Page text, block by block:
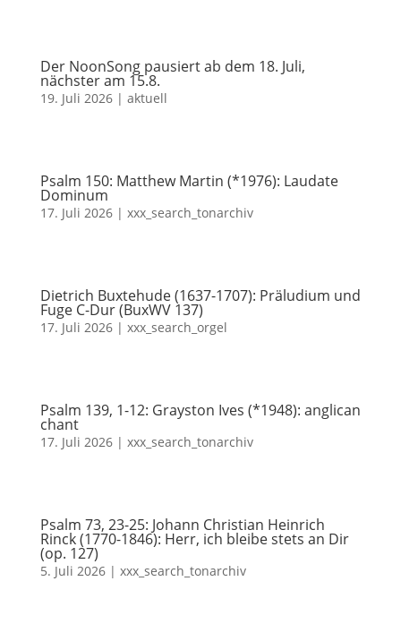
Der NoonSong pausiert ab dem 18. Juli,
nächster am 15.8.
19. Juli 2026| aktuell
Psalm 150: Matthew Martin (*1976): Laudate
Dominum
17. Juli 2026| xxx_search_tonarchiv
Dietrich Buxtehude (1637-1707): Präludium und
Fuge C-Dur (BuxWV 137)
17. Juli 2026| xxx_search_orgel
Psalm 139, 1-12: Grayston Ives (*1948): anglican
chant
17. Juli 2026| xxx_search_tonarchiv
Psalm 73, 23-25: Johann Christian Heinrich
Rinck (1770-1846): Herr, ich bleibe stets an Dir
(op. 127)
5. Juli 2026| xxx_search_tonarchiv